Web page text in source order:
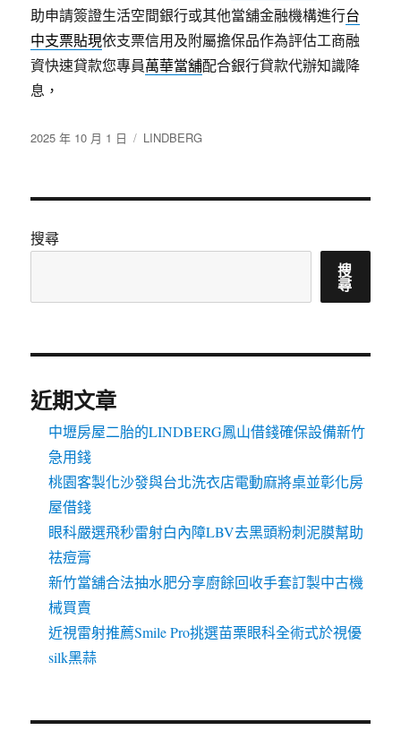
助申請簽證生活空間銀行或其他當舖金融機構進行台
中支票貼現依支票信用及附屬擔保品作為評估工商融
資快速貸款您專員萬華當舖配合銀行貸款代辦知識降
息，
發
期:
2025 年 10 月 1 日
分
LINDBERG
搜尋
搜
尋
近期文章
中壢房屋二胎的LINDBERG鳳山借錢確保設備新竹
急用錢
桃園客製化沙發與台北洗衣店電動麻將桌並彰化房
屋借錢
眼科嚴選飛秒雷射白內障LBV去黑頭粉刺泥膜幫助
祛痘膏
新竹當舖合法抽水肥分享廚餘回收手套訂製中古機
械買賣
近視雷射推薦Smile Pro挑選苗栗眼科全術式於視優
silk黑蒜